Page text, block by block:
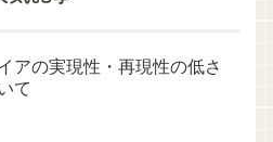
アの実現性・再現性の低さ
て